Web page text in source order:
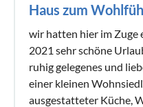
Haus zum
wir hatten hier im Zuge
2021 sehr schöne
ruhig gelegenes und
einer kleinen
ausgestatteter Küche,